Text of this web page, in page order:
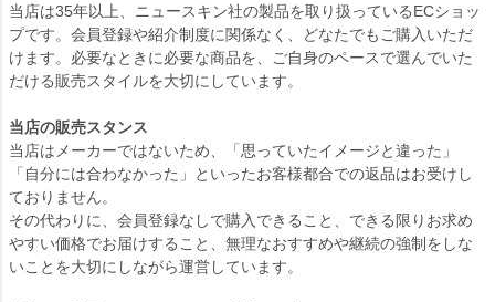
当店は35年以上、ニュースキン社の製品を取り扱っているECショッ
プです。会員登録や紹介制度に関係なく、どなたでもご購入いただ
けます。必要なときに必要な商品を、ご自身のペースで選んでいた
だける販売スタイルを大切にしています。
当店の販売スタンス
当店はメーカーではないため、「思っていたイメージと違った」
「自分には合わなかった」といったお客様都合での返品はお受けし
ておりません。
その代わりに、会員登録なしで購入できること、できる限りお求め
やすい価格でお届けすること、無理なおすすめや継続の強制をしな
いことを大切にしながら運営しています。